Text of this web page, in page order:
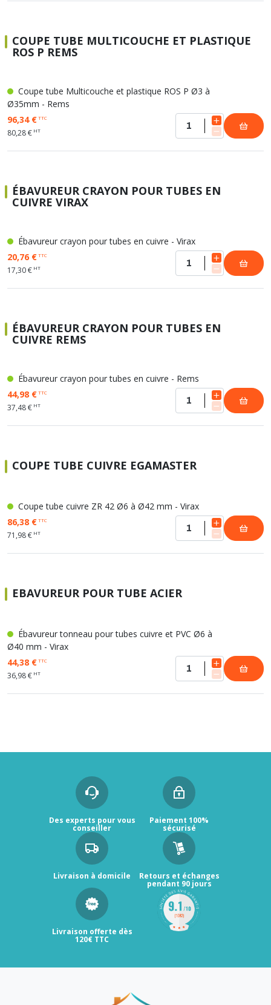
COUPE TUBE MULTICOUCHE ET PLASTIQUE
ROS P REMS
Coupe tube Multicouche et plastique ROS P Ø3 à
Ø35mm - Rems
96,34 €TTC
80,28 € HT
ÉBAVUREUR CRAYON POUR TUBES EN
CUIVRE VIRAX
Ébavureur crayon pour tubes en cuivre - Virax
20,76 €TTC
17,30 € HT
ÉBAVUREUR CRAYON POUR TUBES EN
CUIVRE REMS
Ébavureur crayon pour tubes en cuivre - Rems
44,98 €TTC
37,48 € HT
COUPE TUBE CUIVRE EGAMASTER
Coupe tube cuivre ZR 42 Ø6 à Ø42 mm - Virax
86,38 €TTC
71,98 € HT
EBAVUREUR POUR TUBE ACIER
Ébavureur tonneau pour tubes cuivre et PVC Ø6 à
Ø40 mm - Virax
44,38 €TTC
36,98 € HT
Des experts pour vous
conseiller
Paiement 100%
sécurisé
Livraison à domicile Retours et échanges
pendant 90 jours
Livraison offerte dès
120€ TTC